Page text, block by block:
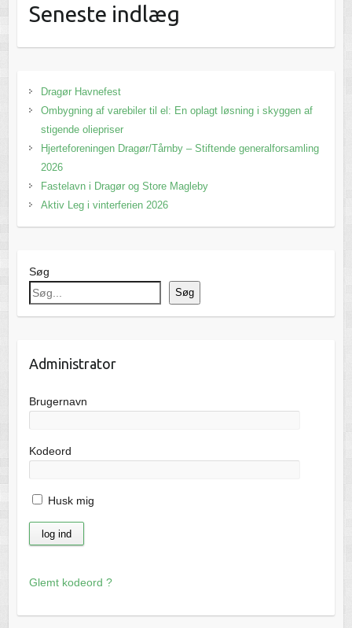
Seneste indlæg
Dragør Havnefest
Ombygning af varebiler til el: En oplagt løsning i skyggen af
stigende oliepriser
Hjerteforeningen Dragør/Tårnby – Stiftende generalforsamling
2026
Fastelavn i Dragør og Store Magleby
Aktiv Leg i vinterferien 2026
Søg
Søg
Administrator
Brugernavn
Kodeord
Husk mig
Glemt kodeord ?